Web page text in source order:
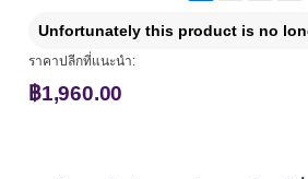
Unfortunately this product is no
ราคาปลีกที่แนะนำ:
฿1,960.00